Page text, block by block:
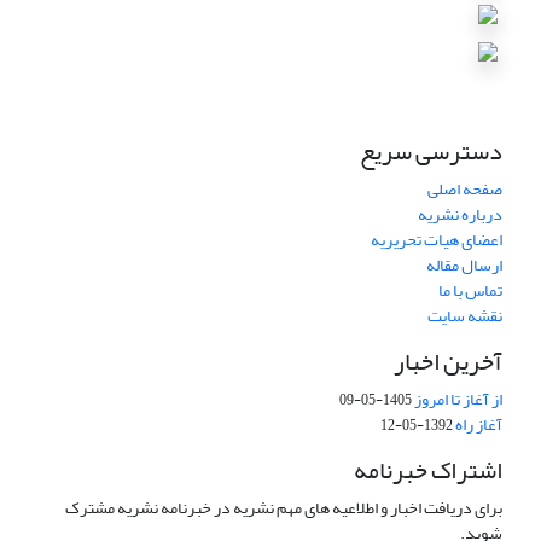
دسترسی سریع
صفحه اصلی
درباره نشریه
اعضای هیات تحریریه
ارسال مقاله
تماس با ما
نقشه سایت
آخرین اخبار
از آغاز تا امروز1405-05-09
آغاز راه1392-05-12
اشتراک خبرنامه
برای دریافت اخبار و اطلاعیه های مهم نشریه در خبرنامه نشریه مشترک
شوید.